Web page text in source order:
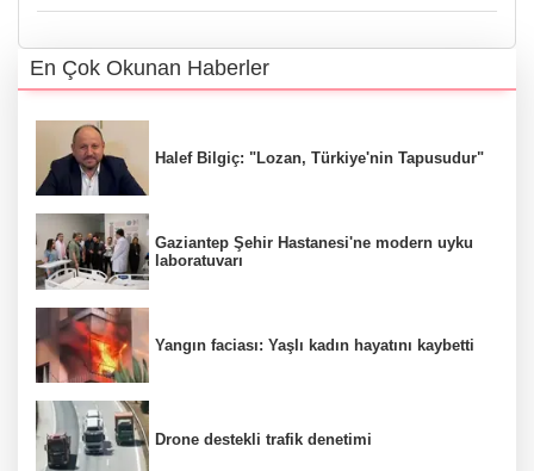
En Çok Okunan Haberler
Halef Bilgiç: "Lozan, Türkiye'nin Tapusudur"
Gaziantep Şehir Hastanesi'ne modern uyku
laboratuvarı
Yangın faciası: Yaşlı kadın hayatını kaybetti
Drone destekli trafik denetimi